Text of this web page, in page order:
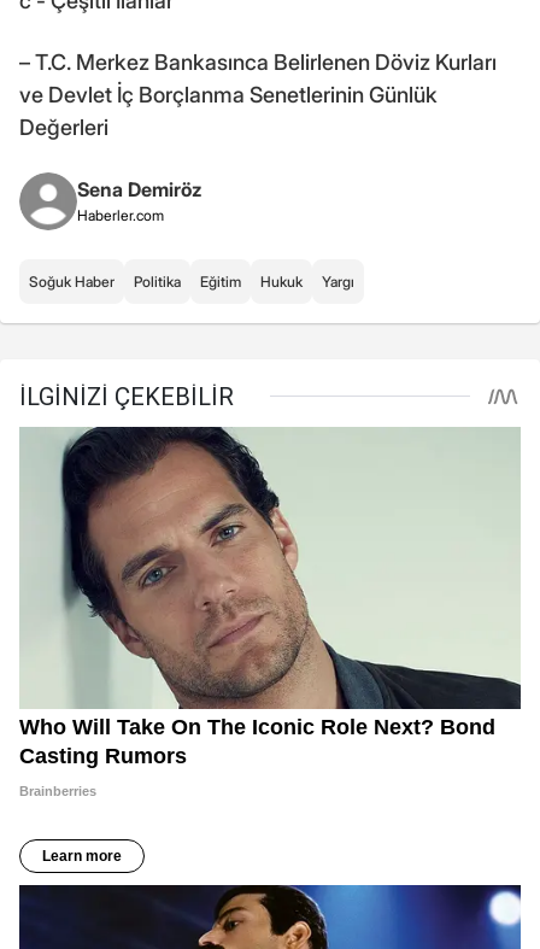
– T.C. Merkez Bankasınca Belirlenen Döviz Kurları
ve Devlet İç Borçlanma Senetlerinin Günlük
Değerleri
Sena Demiröz
Haberler.com
Soğuk Haber Politika Eğitim Hukuk Yargı